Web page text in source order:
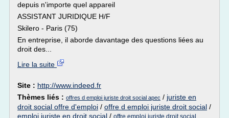
depuis n'importe quel appareil
ASSISTANT JURIDIQUE H/F
Skilero - Paris (75)
En entreprise, il aborde davantage des questions liées au
droit des...
Lire la suite
Site : http://www.indeed.fr
Thèmes liés : offres d emploi juriste droit social apec / juriste en
droit social offre d'emploi / offre d emploi juriste droit social /
emploi juriste en droit social / offre emploi juriste droit social